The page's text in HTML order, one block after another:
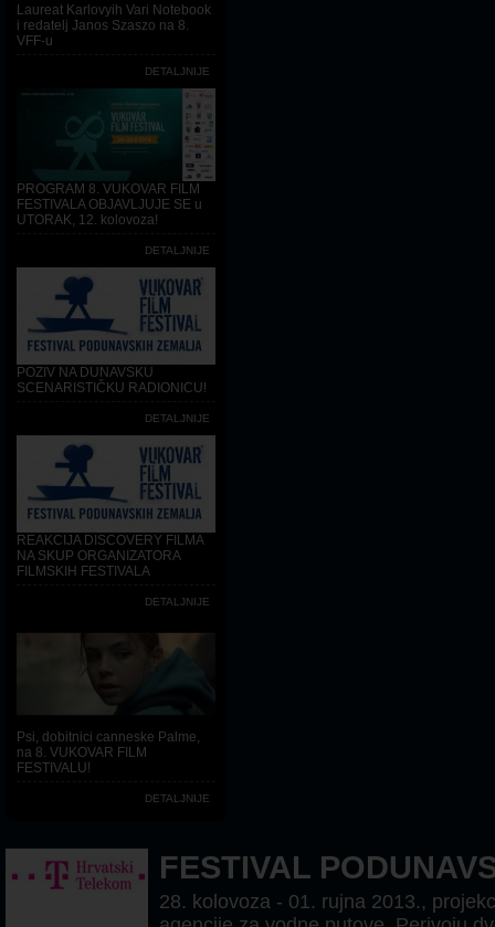
Laureat Karlovyih Vari Notebook
i redatelj Janos Szaszo na 8.
VFF-u
DETALJNIJE
PROGRAM 8. VUKOVAR FILM
FESTIVALA OBJAVLJUJE SE u
UTORAK, 12. kolovoza!
DETALJNIJE
POZIV NA DUNAVSKU
SCENARISTIČKU RADIONICU!
DETALJNIJE
REAKCIJA DISCOVERY FILMA
NA SKUP ORGANIZATORA
FILMSKIH FESTIVALA
DETALJNIJE
Psi, dobitnici canneske Palme,
na 8. VUKOVAR FILM
FESTIVALU!
DETALJNIJE
FESTIVAL
28. kolovoza - 01. rujna 2013.,